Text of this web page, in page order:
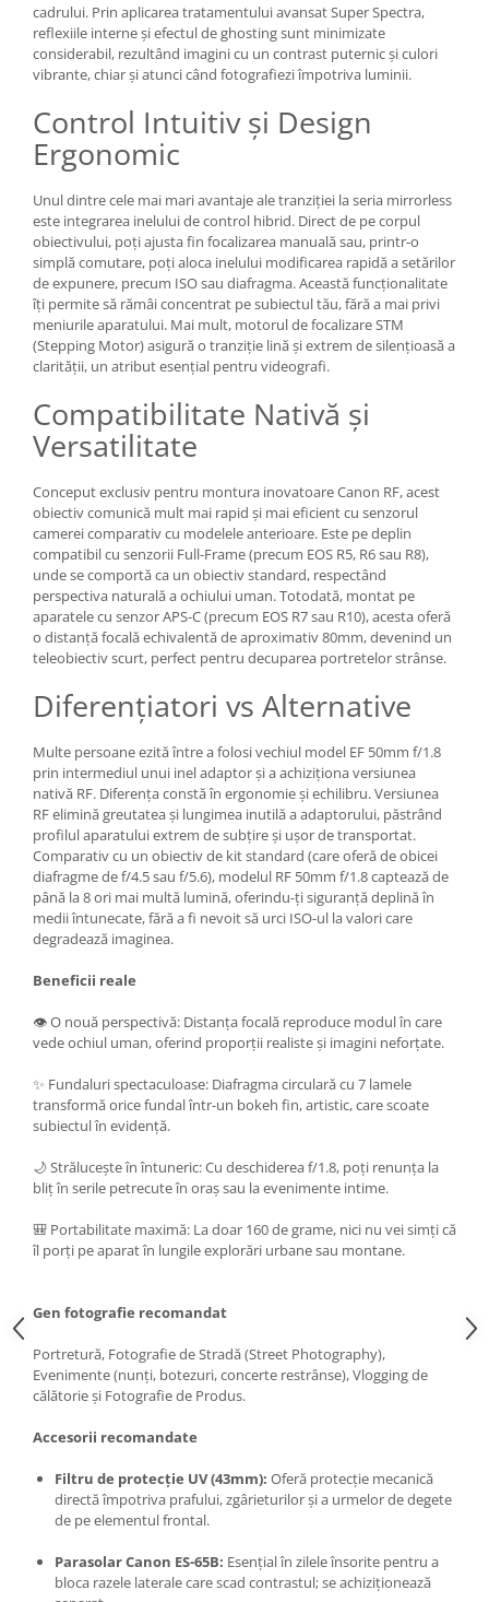
Baterii
Incarcatoare acumulatori Foto-
Video
Tablete grafice
Adaptoare pentru convertoare sau
Alimentatoare 220V
Cabluri
Carcase de tip Cage, pentru
integrare in sisteme video
complexe
Curatare Senzor
Huse de ploaie
Microfoane / Reportofoane
Nivela patina
Transmitator de fisiere fara fir
Vizor
Accesorii diverse
Genti, Rucsacuri, Troller foto
Genti foto
Genti, Troller Video
Rucsacuri Foto
Only One Shoulder - SlingShot
Tocuri si huse protectie aparate
Hamuri si Centuri foto
Curele Aparat - Umar
Genti Laptop si iPad
Hand Strap / Grip
Troller
Accesorii genti si trollere
Solid-State Drive (SSD)
Video / Camere si accesorii
Camere video profesionale
Camere Video Cinematice
Camere video de actiune
Accesorii camere video de actiune
Accesorii drone
Lampi video
Stabilizatoare (Gimbal) / Steady
Cam
Huse Protectie / Ploaie camere
Accesorii diverse pt camere video
Camere Video Cinematice
Drone
Camere Video Compacte
cadrului. Prin aplicarea tratamentului avansat Super Spectra,
reflexiile interne și efectul de ghosting sunt minimizate
considerabil, rezultând imagini cu un contrast puternic și culori
vibrante, chiar și atunci când fotografiezi împotriva luminii.
Control Intuitiv și Design
Ergonomic
Unul dintre cele mai mari avantaje ale tranziției la seria mirrorless
este integrarea inelului de control hibrid. Direct de pe corpul
obiectivului, poți ajusta fin focalizarea manuală sau, printr-o
simplă comutare, poți aloca inelului modificarea rapidă a setărilor
de expunere, precum ISO sau diafragma. Această funcționalitate
îți permite să rămâi concentrat pe subiectul tău, fără a mai privi
meniurile aparatului. Mai mult, motorul de focalizare STM
(Stepping Motor) asigură o tranziție lină și extrem de silențioasă a
clarității, un atribut esențial pentru videografi.
Compatibilitate Nativă și
Versatilitate
Conceput exclusiv pentru montura inovatoare Canon RF, acest
obiectiv comunică mult mai rapid și mai eficient cu senzorul
camerei comparativ cu modelele anterioare. Este pe deplin
compatibil cu senzorii Full-Frame (precum EOS R5, R6 sau R8),
unde se comportă ca un obiectiv standard, respectând
perspectiva naturală a ochiului uman. Totodată, montat pe
aparatele cu senzor APS-C (precum EOS R7 sau R10), acesta oferă
o distanță focală echivalentă de aproximativ 80mm, devenind un
teleobiectiv scurt, perfect pentru decuparea portretelor strânse.
Diferențiatori vs Alternative
Multe persoane ezită între a folosi vechiul model EF 50mm f/1.8
prin intermediul unui inel adaptor și a achiziționa versiunea
nativă RF. Diferența constă în ergonomie și echilibru. Versiunea
RF elimină greutatea și lungimea inutilă a adaptorului, păstrând
profilul aparatului extrem de subțire și ușor de transportat.
Comparativ cu un obiectiv de kit standard (care oferă de obicei
diafragme de f/4.5 sau f/5.6), modelul RF 50mm f/1.8 captează de
până la 8 ori mai multă lumină, oferindu-ți siguranță deplină în
medii întunecate, fără a fi nevoit să urci ISO-ul la valori care
degradează imaginea.
Beneficii reale
👁️ O nouă perspectivă: Distanța focală reproduce modul în care
vede ochiul uman, oferind proporții realiste și imagini neforțate.
✨ Fundaluri spectaculoase: Diafragma circulară cu 7 lamele
transformă orice fundal într-un bokeh fin, artistic, care scoate
subiectul în evidență.
🌙 Strălucește în întuneric: Cu deschiderea f/1.8, poți renunța la
bliț în serile petrecute în oraș sau la evenimente intime.
🎒 Portabilitate maximă: La doar 160 de grame, nici nu vei simți că
îl porți pe aparat în lungile explorări urbane sau montane.
Gen fotografie recomandat
Portretură, Fotografie de Stradă (Street Photography),
Evenimente (nunți, botezuri, concerte restrânse), Vlogging de
călătorie și Fotografie de Produs.
Accesorii recomandate
Filtru de protecție UV (43mm): Oferă protecție mecanică
directă împotriva prafului, zgârieturilor și a urmelor de degete
de pe elementul frontal.
Parasolar Canon ES-65B: Esențial în zilele însorite pentru a
bloca razele laterale care scad contrastul; se achiziționează